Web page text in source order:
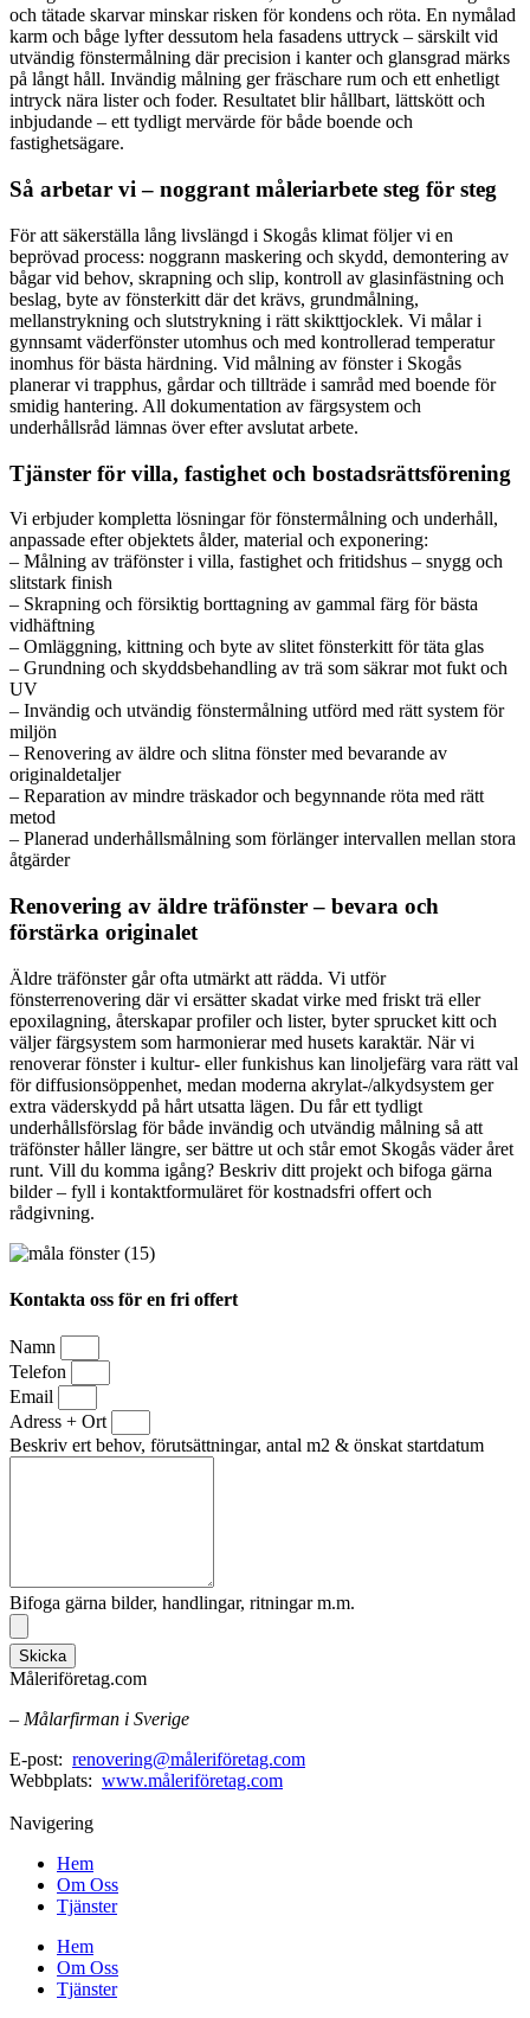
och tätade skarvar minskar risken för kondens och röta. En nymålad
karm och båge lyfter dessutom hela fasadens uttryck – särskilt vid
utvändig fönstermålning där precision i kanter och glansgrad märks
på långt håll. Invändig målning ger fräschare rum och ett enhetligt
intryck nära lister och foder. Resultatet blir hållbart, lättskött och
inbjudande – ett tydligt mervärde för både boende och
fastighetsägare.
Så arbetar vi – noggrant måleriarbete steg för steg
För att säkerställa lång livslängd i Skogås klimat följer vi en
beprövad process: noggrann maskering och skydd, demontering av
bågar vid behov, skrapning och slip, kontroll av glasinfästning och
beslag, byte av fönsterkitt där det krävs, grundmålning,
mellanstrykning och slutstrykning i rätt skikttjocklek. Vi målar i
gynnsamt väderfönster utomhus och med kontrollerad temperatur
inomhus för bästa härdning. Vid målning av fönster i Skogås
planerar vi trapphus, gårdar och tillträde i samråd med boende för
smidig hantering. All dokumentation av färgsystem och
underhållsråd lämnas över efter avslutat arbete.
Tjänster för villa, fastighet och bostadsrättsförening
Vi erbjuder kompletta lösningar för fönstermålning och underhåll,
anpassade efter objektets ålder, material och exponering:
– Målning av träfönster i villa, fastighet och fritidshus – snygg och
slitstark finish
– Skrapning och försiktig borttagning av gammal färg för bästa
vidhäftning
– Omläggning, kittning och byte av slitet fönsterkitt för täta glas
– Grundning och skyddsbehandling av trä som säkrar mot fukt och
UV
– Invändig och utvändig fönstermålning utförd med rätt system för
miljön
– Renovering av äldre och slitna fönster med bevarande av
originaldetaljer
– Reparation av mindre träskador och begynnande röta med rätt
metod
– Planerad underhållsmålning som förlänger intervallen mellan stora
åtgärder
Renovering av äldre träfönster – bevara och
förstärka originalet
Äldre träfönster går ofta utmärkt att rädda. Vi utför
fönsterrenovering där vi ersätter skadat virke med friskt trä eller
epoxilagning, återskapar profiler och lister, byter sprucket kitt och
väljer färgsystem som harmonierar med husets karaktär. När vi
renoverar fönster i kultur- eller funkishus kan linoljefärg vara rätt val
för diffusionsöppenhet, medan moderna akrylat-/alkydsystem ger
extra väderskydd på hårt utsatta lägen. Du får ett tydligt
underhållsförslag för både invändig och utvändig målning så att
träfönster håller längre, ser bättre ut och står emot Skogås väder året
runt. Vill du komma igång? Beskriv ditt projekt och bifoga gärna
bilder – fyll i kontaktformuläret för kostnadsfri offert och
rådgivning.
Kontakta oss för en fri offert
Namn
Telefon
Email
Adress + Ort
Beskriv ert behov, förutsättningar, antal m2 & önskat startdatum
Bifoga gärna bilder, handlingar, ritningar m.m.
Skicka
Måleriföretag.com
– Målarfirman i Sverige
E-post: renovering@måleriföretag.com
Webbplats: www.måleriföretag.com
Navigering
Hem
Om Oss
Tjänster
Hem
Om Oss
Tjänster